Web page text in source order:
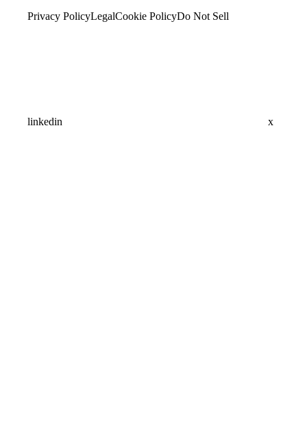
Privacy PolicyLegalCookie PolicyDo Not Sell
linkedin x